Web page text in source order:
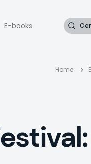
E-books Cerca
Home